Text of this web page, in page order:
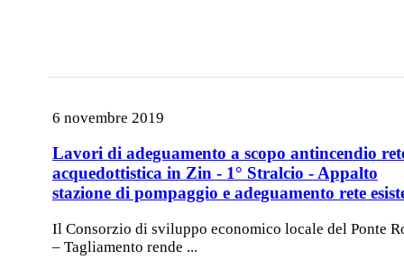
6 novembre 2019
Lavori di adeguamento a scopo antincendio
acquedottistica in Zin - 1° Stralcio - Appalto
stazione di pompaggio e adeguamento rete
Il Consorzio di sviluppo economico locale del Ponte
– Tagliamento rende ...